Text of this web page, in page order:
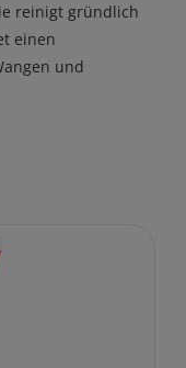
reinigt gründlich
einen
und